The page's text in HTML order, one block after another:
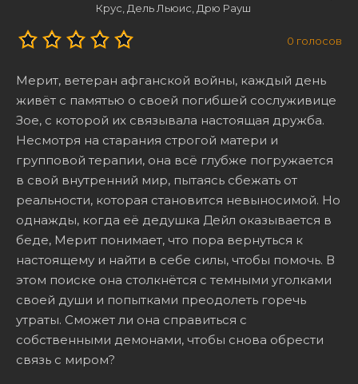
Крус, Дель Льюис, Дрю Рауш
0 голосов
Мерит, ветеран афганской войны, каждый день
живёт с памятью о своей погибшей сослуживице
Зое, с которой их связывала настоящая дружба.
Несмотря на старания строгой матери и
групповой терапии, она всё глубже погружается
в свой внутренний мир, пытаясь сбежать от
реальности, которая становится невыносимой. Но
однажды, когда её дедушка Дейл оказывается в
беде, Мерит понимает, что пора вернуться к
настоящему и найти в себе силы, чтобы помочь. В
этом поиске она столкнётся с темными уголками
своей души и попытками преодолеть горечь
утраты. Сможет ли она справиться с
собственными демонами, чтобы снова обрести
связь с миром?